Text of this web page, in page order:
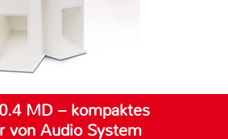
MD – kompaktes
von Audio System